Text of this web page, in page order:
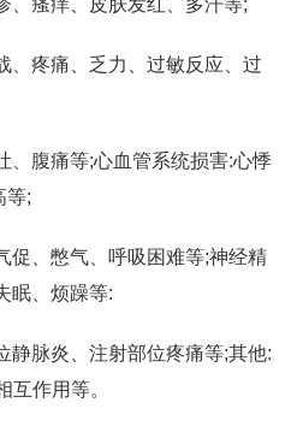
、瘙痒、皮肤发红、多汗等;
、疼痛、乏力、过敏反应、过
、腹痛等;心血管系统损害:心悸
等;
促、憋气、呼吸困难等;神经精
眠、烦躁等:
静脉炎、注射部位疼痛等;其他:
互作用等。